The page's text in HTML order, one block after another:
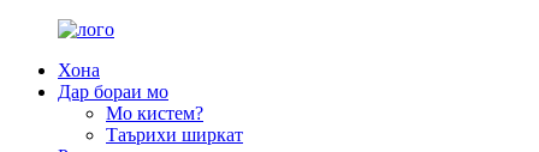
Хона
Дар бораи мо
Мо кистем?
Таърихи ширкат